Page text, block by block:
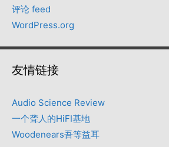
评论 feed
WordPress.org
友情链接
Audio Science Review
一个聋人的HiFI基地
Woodenears吾等益耳